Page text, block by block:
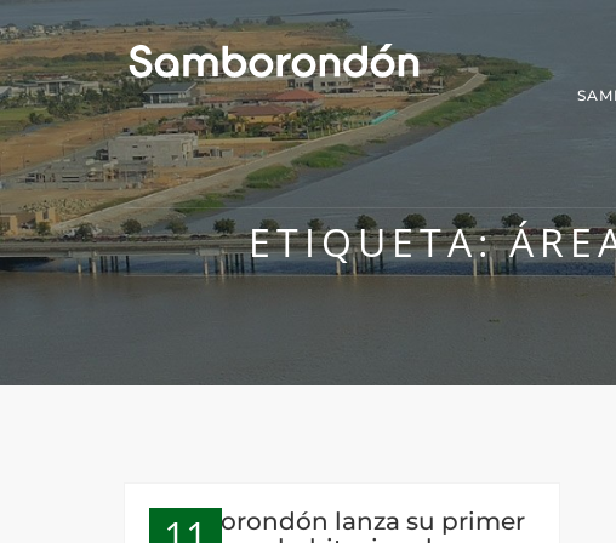
ETIQUETA:
Samborondón lanza su primer